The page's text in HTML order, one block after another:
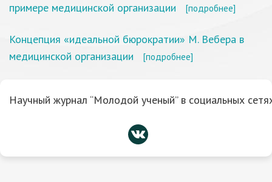
примере медицинской организации
[подробнее]
Концепция «идеальной бюрократии» М. Вебера в
медицинской организации
[подробнее]
Научный журнал “Молодой ученый” в социальных